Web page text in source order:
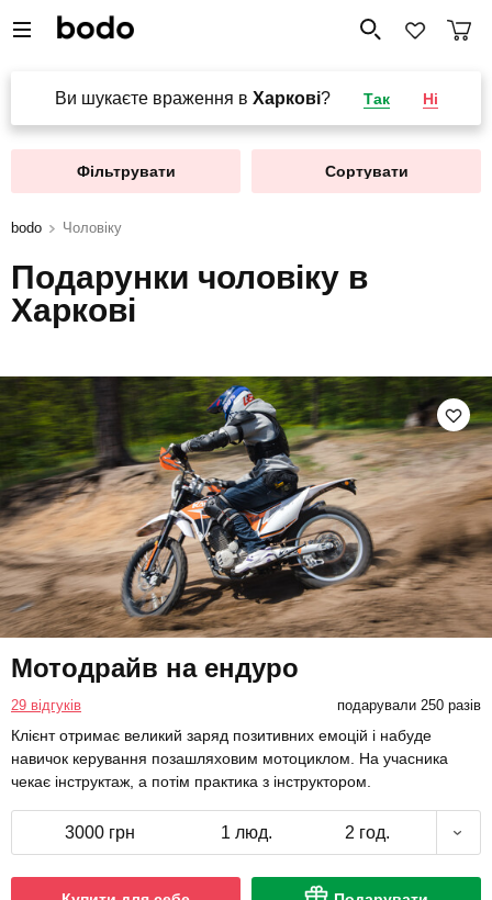
Ви шукаєте враження в Харкові? Так Ні
Фільтрувати Сортувати
bodo Чоловіку
Подарунки чоловіку в
Харкові
Мотодрайв на ендуро
29 відгуків подарували 250 разів
Клієнт отримає великий заряд позитивних емоцій і набуде
навичок керування позашляховим мотоциклом. На учасника
чекає інструктаж, а потім практика з інструктором.
3000 грн 1 люд. 2 год.